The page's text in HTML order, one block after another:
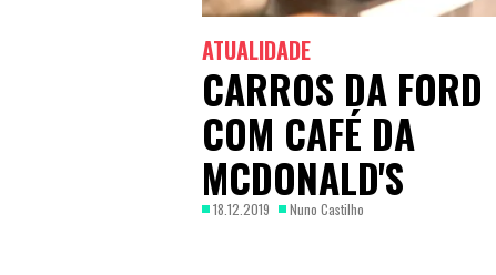
ATUALIDADE
CARROS DA FORD
COM CAFÉ DA
MCDONALD'S
18.12.2019 Nuno Castilho